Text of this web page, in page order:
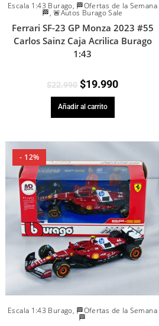
Escala 1:43 Burago, 🏁Ofertas de la Semana
🏁,🚨Autos Burago Sale
Ferrari SF-23 GP Monza 2023 #55
Carlos Sainz Caja Acrilica Burago
1:43
$22.990 $19.990
Añadir al carrito
- 12%
Escala 1:43 Burago, 🏁Ofertas de la Semana
🏁